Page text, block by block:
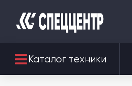
Каталог техники